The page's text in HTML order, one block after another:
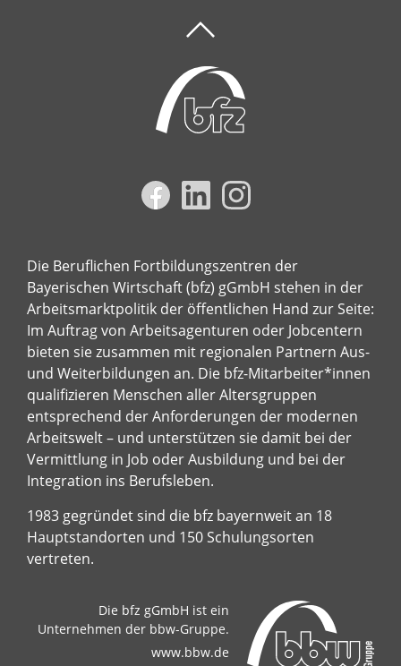
Die Beruflichen Fortbildungszentren der
Bayerischen Wirtschaft (bfz) gGmbH stehen in der
Arbeitsmarktpolitik der öffentlichen Hand zur Seite:
Im Auftrag von Arbeitsagenturen oder Jobcentern
bieten sie zusammen mit regionalen Partnern Aus-
und Weiterbildungen an. Die bfz-Mitarbeiter*innen
qualifizieren Menschen aller Altersgruppen
entsprechend der Anforderungen der modernen
Arbeitswelt – und unterstützen sie damit bei der
Vermittlung in Job oder Ausbildung und bei der
Integration ins Berufsleben.
1983 gegründet sind die bfz bayernweit an 18
Hauptstandorten und 150 Schulungsorten
vertreten.
Die bfz gGmbH ist ein
Unternehmen der bbw-Gruppe.
www.bbw.de